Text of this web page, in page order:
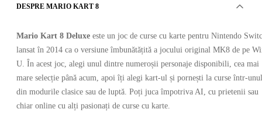
DESPRE MARIO KART 8
Mario Kart 8 Deluxe este un joc de curse cu karte pentru Nintendo
lansat în 2014 ca o versiune îmbunătățită a jocului original MK8 de pe
U. În acest joc, alegi unul dintre numeroșii personaje disponibili, cea mai
mare selecție până acum, apoi îți alegi kart-ul și pornești la curse într-unul
din modurile clasice sau de luptă. Poți juca împotriva AI, cu prietenii sau
chiar online cu alți pasionați de curse cu karte.